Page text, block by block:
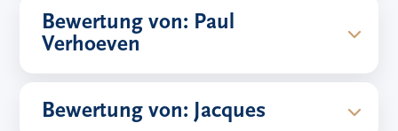
Bewertung von: Paul
Verhoeven
Bewertung von: Jacques